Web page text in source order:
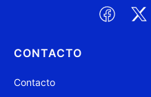
CONTACTO
Contacto